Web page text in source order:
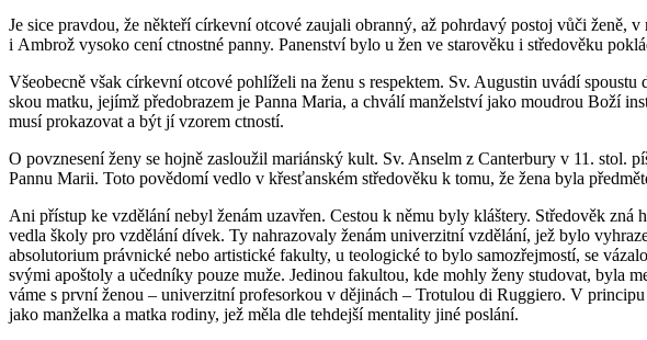
Je sice prav­dou, že ně­kte­ří cír­kev­ní ot­co­vé za­u­ja­li obran­ný, až po­hr­da­vý po­stoj vůči ženě,
i Am­brož vy­so­ko cení ctnost­né panny. Pa­nen­ství bylo u žen ve sta­ro­vě­ku i stře­do­vě­ku
Vše­o­bec­ně však cír­kev­ní ot­co­vé po­hlí­že­li na ženu s re­spek­tem. Sv. Au­gustin uvádí
skou matku, je­jímž předob­ra­zem je Panna Maria, a chvá­lí man­žel­ství jako moud­rou Boží
musí pro­ka­zo­vat a být jí vzo­rem ctnos­tí.
O po­vzne­se­ní ženy se hojně za­slou­žil ma­ri­án­ský kult. Sv. An­selm z Can­ter­bu­ry v 11. stol.
Pannu Marii. Toto po­vě­do­mí vedlo v křes­ťan­ském stře­do­vě­ku k tomu, že žena byla
Ani pří­stup ke vzdě­lá­ní nebyl ženám uza­vřen. Ces­tou k němu byly kláš­te­ry. Stře­do­věk
vedla školy pro vzdě­lá­ní dívek. Ty na­hra­zo­va­ly ženám uni­ver­zit­ní vzdě­lá­ní, jež bylo
ab­so­lu­to­ri­um práv­nic­ké nebo ar­tis­tic­ké fa­kul­ty, u te­o­lo­gic­ké to bylo sa­mo­zřej­mos­tí, se
svými apoš­to­ly a učed­ní­ky pouze muže. Je­di­nou fa­kul­tou, kde mohly ženy stu­do­vat, byla
vá­me s první ženou – uni­ver­zit­ní pro­fe­sor­kou v dě­ji­nách – Tro­tu­lou di Ru­g­gie­ro. V
jako man­žel­ka a matka ro­di­ny, jež měla dle teh­dej­ší men­ta­li­ty jiné po­slá­ní.